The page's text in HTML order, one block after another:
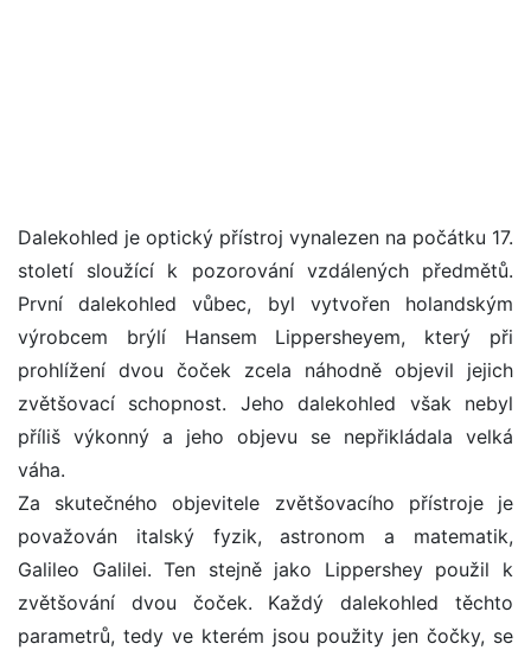
Dalekohled je optický přístroj vynalezen na počátku 17.
století sloužící k pozorování vzdálených předmětů.
První dalekohled vůbec, byl vytvořen holandským
výrobcem brýlí Hansem Lippersheyem, který při
prohlížení dvou čoček zcela náhodně objevil jejich
zvětšovací schopnost. Jeho dalekohled však nebyl
příliš výkonný a jeho objevu se nepřikládala velká
váha.
Za skutečného objevitele zvětšovacího přístroje je
považován italský fyzik, astronom a matematik,
Galileo Galilei. Ten stejně jako Lippershey použil k
zvětšování dvou čoček. Každý dalekohled těchto
parametrů, tedy ve kterém jsou použity jen čočky, se